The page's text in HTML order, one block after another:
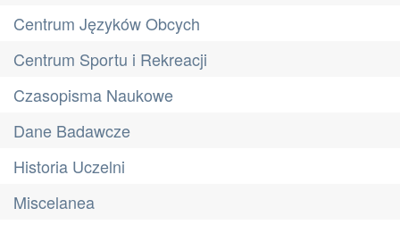
Centrum Języków Obcych
Centrum Sportu i Rekreacji
Czasopisma Naukowe
Dane Badawcze
Historia Uczelni
Miscelanea